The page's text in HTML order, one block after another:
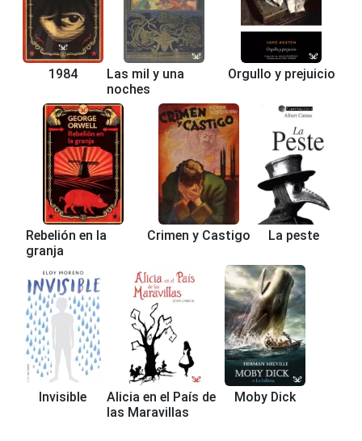
1984
Las mil y una
noches
Orgullo y prejuicio
Rebelión en la
granja
Crimen y Castigo La peste
Invisible
Alicia en el País de
las Maravillas
Moby Dick